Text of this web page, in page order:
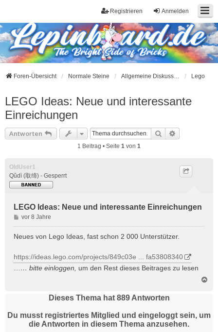
Anmelden
Registrieren
Foren-Übersicht Normale Steine Allgemeine Diskussionen zu Herstellern Lego
LEGO Ideas: Neue und interessante
Einreichungen
Antworten Suche
1 Beitrag • Seite 1 von 1
OldUser1
Qǔdì (取缔) - Gesperrt
LEGO Ideas: Neue und interessante Einreichungen
B
e
i
a
g
vor 8 Jahre
Neues von Lego Ideas, fast schon 2 000 Unterstützer.
https://ideas.lego.com/projects/849c03e ... fa53808340
… bitte einloggen
um den Rest dieses Beitrages zu lesen
b
Dieses Thema hat 889Antworten
Du musst registriertes Mitglied und eingeloggt sein, um
die Antworten in diesem Thema anzusehen.